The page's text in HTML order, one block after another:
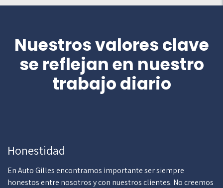
Nuestros valores clave
se reflejan en nuestro
trabajo diario
Honestidad
En Auto Gilles encontramos importante ser siempre
honestos entre nosotros y con nuestros clientes. No creemos